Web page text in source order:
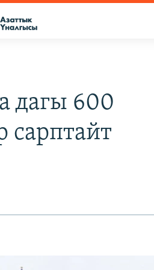
дагы 600
сарптайт